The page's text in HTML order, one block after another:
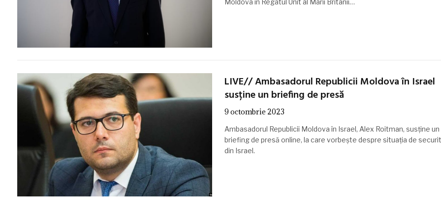
Moldova în Regatul Unit al Marii Britanii…
LIVE// Ambasadorul Republicii Moldova în Israel
susține un briefing de presă
9 octombrie 2023
Ambasadorul Republicii Moldova în Israel, Alex Roitman, susține un
briefing de presă online, la care vorbește despre situația de
din Israel.